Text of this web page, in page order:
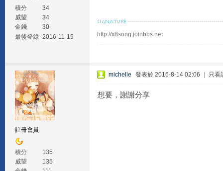
積分
34
威望
34
金錢
30
最後登錄 2016-11-15 http://x8song.joinbbs.net
註冊會員
積分
135
威望
135
michelle 發表於 2016-8-14 02:06 只看
想要，謝謝分享